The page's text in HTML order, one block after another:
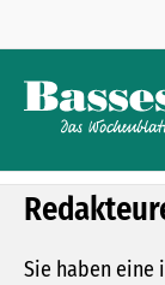
Sie haben eine